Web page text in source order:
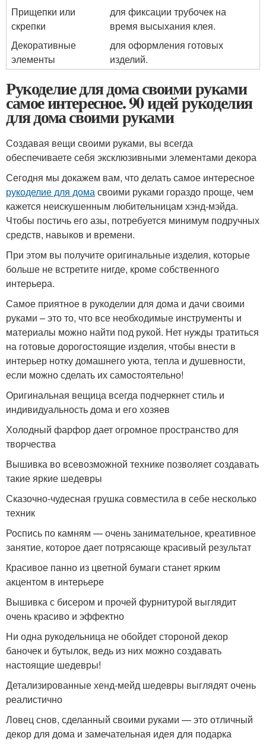
Прищепки или
скрепки
для фиксации трубочек на
время высыхания клея.
Декоративные
элементы
для оформления готовых
изделий.
Рукоделие для дома своими руками
самое интересное. 90 идей рукоделия
для дома своими руками
Создавая вещи своими руками, вы всегда
обеспечиваете себя эксклюзивными элементами декора
Сегодня мы докажем вам, что делать самое интересное
рукоделие для домасвоими руками гораздо проще, чем
кажется неискушенным любительницам хэнд-мэйда.
Чтобы постичь его азы, потребуется минимум подручных
средств, навыков и времени.
При этом вы получите оригинальные изделия, которые
больше не встретите нигде, кроме собственного
интерьера.
Самое приятное в рукоделии для дома и дачи своими
руками – это то, что все необходимые инструменты и
материалы можно найти под рукой. Нет нужды тратиться
на готовые дорогостоящие изделия, чтобы внести в
интерьер нотку домашнего уюта, тепла и душевности,
если можно сделать их самостоятельно!
Оригинальная вещица всегда подчеркнет стиль и
индивидуальность дома и его хозяев
Холодный фарфор дает огромное пространство для
творчества
Вышивка во всевозможной технике позволяет создавать
такие яркие шедевры
Сказочно-чудесная грушка совместила в себе несколько
техник
Роспись по камням — очень занимательное, креативное
занятие, которое дает потрясающе красивый результат
Красивое панно из цветной бумаги станет ярким
акцентом в интерьере
Вышивка с бисером и прочей фурнитурой выглядит
очень красиво и эффектно
Ни одна рукодельница не обойдет стороной декор
баночек и бутылок, ведь из них можно создавать
настоящие шедевры!
Детализированные хенд-мейд шедевры выглядят очень
реалистично
Ловец снов, сделанный своими руками — это отличный
декор для дома и замечательная идея для подарка